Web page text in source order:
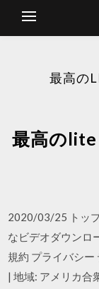
最高の
最高の
2020/03/25 トッ
なビデオダウンロ
規約 プライバシー
| 地域: アメリカ合